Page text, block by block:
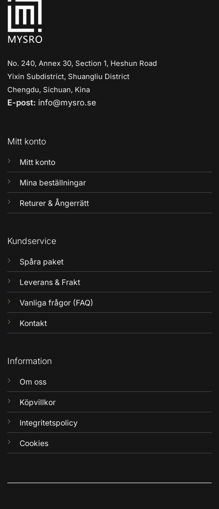
No. 240, Annex 30, Section 1, Heshun Road
Yixin Subdistrict, Shuangliu District
Chengdu, Sichuan, Kina
E-post: info@mysro.se
Mitt konto
Mitt konto
Mina beställningar
Returer & Ångerrätt
Kundservice
Spåra paket
Leverans & Frakt
Vanliga frågor (FAQ)
Kontakt
Information
Om oss
Köpvillkor
Integritetspolicy
Cookies